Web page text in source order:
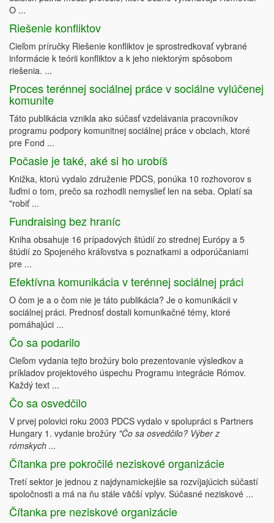
O ...
Riešenie konfliktov
Cieľom príručky Riešenie konfliktov je sprostredkovať vybrané
informácie k teórii konfliktov a k jeho niektorým spôsobom
riešenia. ...
Proces terénnej sociálnej práce v sociálne vylúčenej
komunite
Táto publikácia vznikla ako súčasť vzdelávania pracovníkov
programu podpory komunitnej sociálnej práce v obciach, ktoré
pre Fond ...
Počasie je také, aké si ho urobíš
Knižka, ktorú vydalo združenie PDCS, ponúka 10 rozhovorov s
ľuďmi o tom, prečo sa rozhodli nemyslieť len na seba. Oplatí sa
"robiť ...
Fundraising bez hraníc
Kniha obsahuje 16 prípadových štúdií zo strednej Európy a 5
štúdií zo Spojeného kráľovstva s poznatkami a odporúčaniami
pre ...
Efektívna komunikácia v terénnej sociálnej práci
O čom je a o čom nie je táto publikácia? Je o komunikácii v
sociálnej práci. Prednosť dostali komunikačné témy, ktoré
pomáhajúci ...
Čo sa podarilo
Cieľom vydania tejto brožúry bolo prezentovanie výsledkov a
príkladov projektového úspechu Programu integrácie Rómov.
Každý text ...
Čo sa osvedčilo
V prvej polovici roku 2003 PDCS vydalo v spolupráci s Partners
Hungary 1. vydanie brožúry "Čo sa osvedčilo? Výber z
rómskych ...
Čítanka pre pokročilé neziskové organizácie
Tretí sektor je jednou z najdynamickejšie sa rozvíjajúcich súčastí
spoločnosti a má na ňu stále väčší vplyv. Súčasné neziskové ...
Čítanka pre neziskové organizácie